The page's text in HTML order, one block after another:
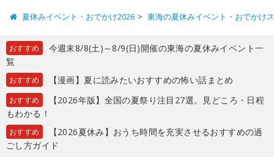
夏休みイベント・おでかけ2026 東海の夏休みイベント・おでかけ
おすすめ
今週末8/8(土)～8/9(日)開催の東海の夏休みイベント一
覧
おすすめ 【漫画】夏に読みたいおすすめの怖い話まとめ
おすすめ
【2026年版】全国の夏祭り注目27選。見どころ・日程
もわかる！
おすすめ
【2026夏休み】おうち時間を充実させるおすすめの過
ごし方ガイド